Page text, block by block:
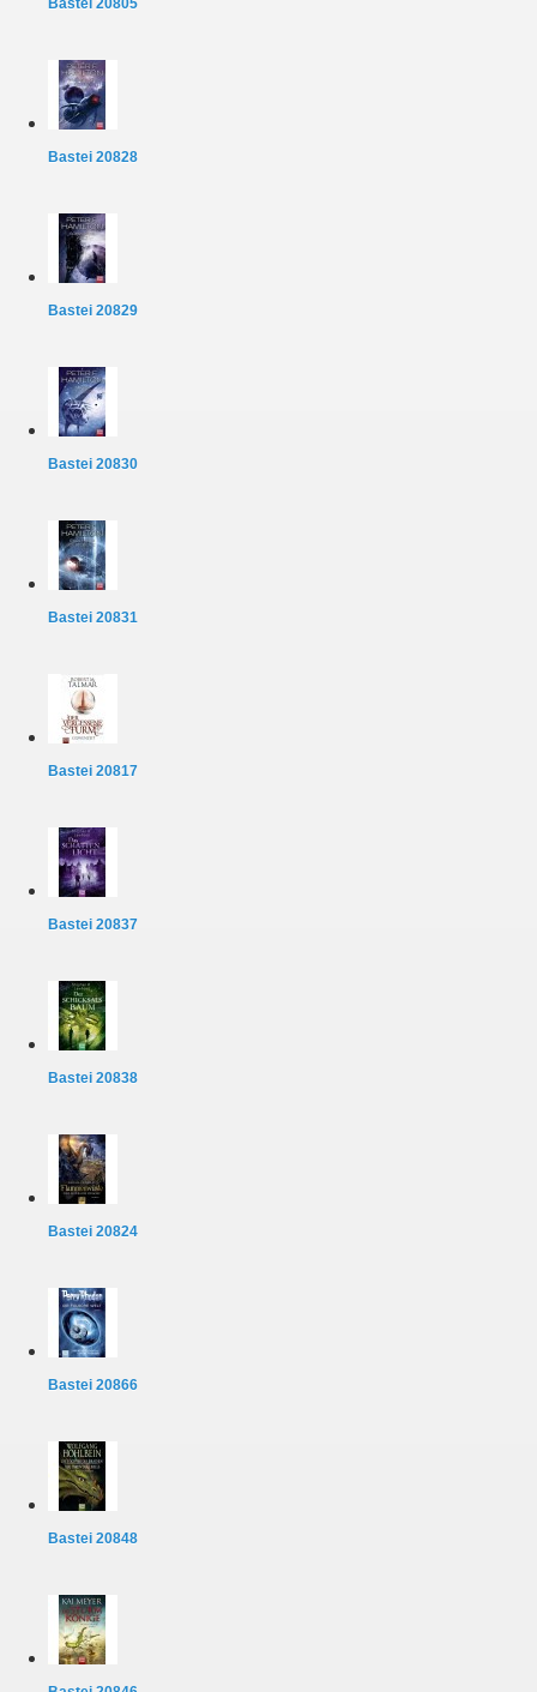
Bastei 20805
Bastei 20828
Bastei 20829
Bastei 20830
Bastei 20831
Bastei 20817
Bastei 20837
Bastei 20838
Bastei 20824
Bastei 20866
Bastei 20848